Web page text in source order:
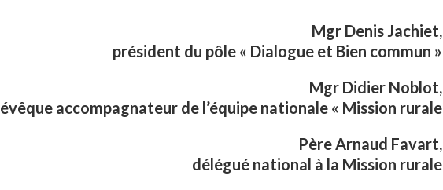
Mgr Denis Jachiet,
président du pôle « Dialogue et Bien commun »
Mgr Didier Noblot,
évêque accompagnateur de l’équipe nationale « Mission rurale
Père Arnaud Favart,
délégué national à la Mission rurale